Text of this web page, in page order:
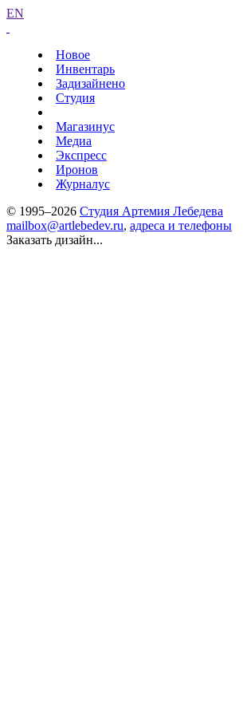
EN
Новое
Инвентарь
Задизайнено
Студия
Магазинус
Медиа
Экспресс
Иронов
Журналус
© 1995–2026 Студия Артемия Лебедева
mailbox@artlebedev.ru, адреса и телефоны
Заказать дизайн...